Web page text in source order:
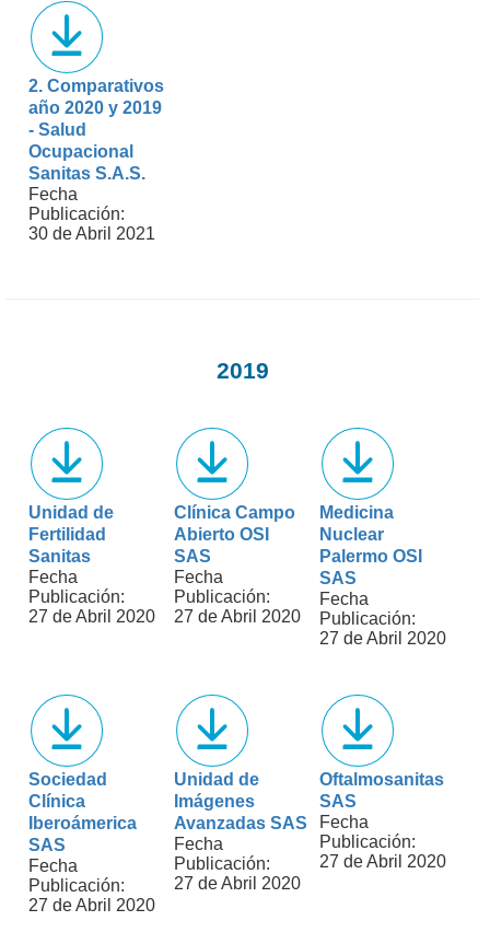
2. Comparativos
año 2020 y 2019
- Salud
Ocupacional
Sanitas S.A.S.
Fecha
Publicación:
30 de Abril 2021
2019
Unidad de
Fertilidad
Sanitas
Fecha
Publicación:
27 de Abril 2020
Clínica Campo
Abierto OSI
SAS
Fecha
Publicación:
27 de Abril 2020
Medicina
Nuclear
Palermo OSI
SAS
Fecha
Publicación:
27 de Abril 2020
Sociedad
Clínica
Iberoámerica
SAS
Fecha
Publicación:
27 de Abril 2020
Unidad de
Imágenes
Avanzadas SAS
Fecha
Publicación:
27 de Abril 2020
Oftalmosanitas
SAS
Fecha
Publicación:
27 de Abril 2020